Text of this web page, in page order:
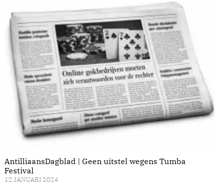
AntilliaansDagblad | Geen uitstel wegens Tumba
Festival
12 JANUARI 2024